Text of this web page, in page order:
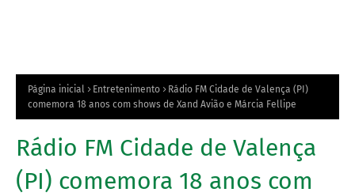
Página inicial Entretenimento
Rádio FM Cidade de Valença (PI)
comemora 18 anos com shows de Xand Avião e Márcia Fellipe
Rádio FM Cidade de Valença
(PI) comemora 18 anos com